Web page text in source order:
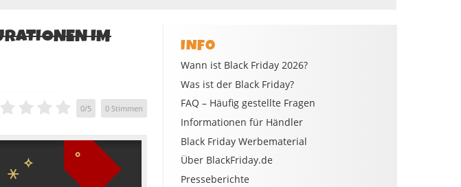
IM
0/5 0Stimmen
INFO
Wann ist Black Friday 2026?
Was ist der Black Friday?
FAQ – Häufig gestellte Fragen
Informationen für Händler
Black Friday Werbematerial
Über BlackFriday.de
Presseberichte